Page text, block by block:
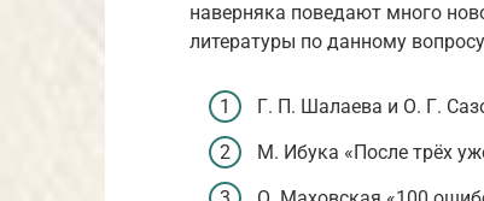
наверняка поведают много
литературы по данному
Г. П. Шалаева и О. Г.
М. Ибука «После трёх